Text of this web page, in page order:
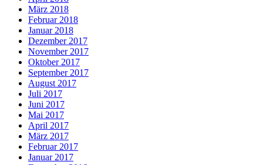
März 2018
Februar 2018
Januar 2018
Dezember 2017
November 2017
Oktober 2017
September 2017
August 2017
Juli 2017
Juni 2017
Mai 2017
April 2017
März 2017
Februar 2017
Januar 2017